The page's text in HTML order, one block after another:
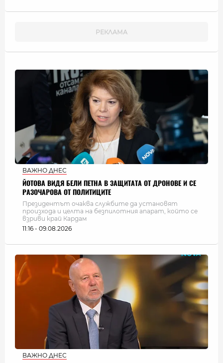
ВАЖНО ДНЕС
ЙОТОВА ВИДЯ БЕЛИ ПЕТНА В ЗАЩИТАТА ОТ ДРОНОВЕ И СЕ
РАЗОЧАРОВА ОТ ПОЛИТИЦИТЕ
Президентът очаква службите да установят
произхода и целта на безпилотния апарат, който се
взриви край Кардам
11:16 - 09.08.2026
ВАЖНО ДНЕС